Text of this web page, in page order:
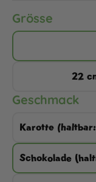
Grösse
22
Geschmack
Karotte
Schokolade